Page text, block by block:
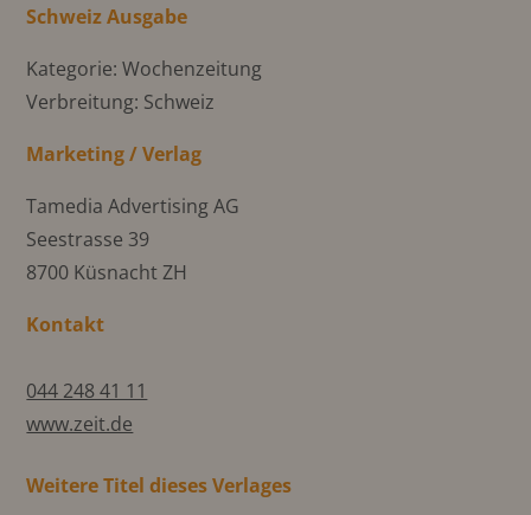
Schweiz Ausgabe
Kategorie: Wochenzeitung
Verbreitung: Schweiz
Marketing / Verlag
Tamedia Advertising AG
Seestrasse 39
8700 Küsnacht ZH
Kontakt
044 248 41 11
www.zeit.de
Weitere Titel dieses Verlages